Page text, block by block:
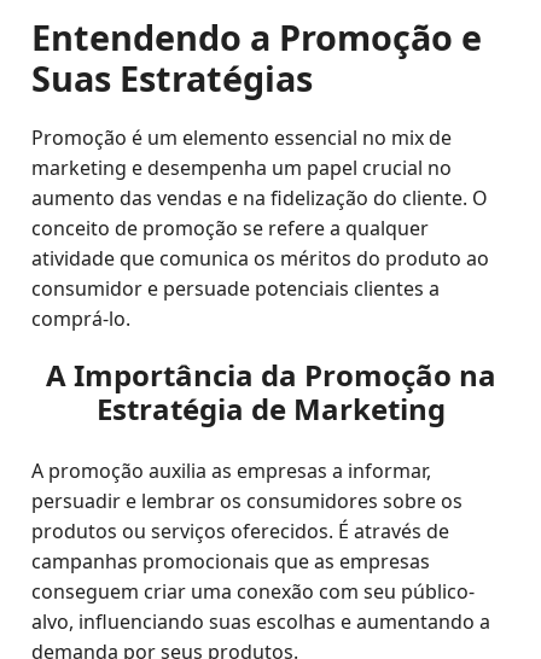
Entendendo a Promoção e
Suas Estratégias
Promoção é um elemento essencial no mix de
marketing e desempenha um papel crucial no
aumento das vendas e na fidelização do cliente. O
conceito de promoção se refere a qualquer
atividade que comunica os méritos do produto ao
consumidor e persuade potenciais clientes a
comprá-lo.
A Importância da Promoção na
Estratégia de Marketing
A promoção auxilia as empresas a informar,
persuadir e lembrar os consumidores sobre os
produtos ou serviços oferecidos. É através de
campanhas promocionais que as empresas
conseguem criar uma conexão com seu público-
alvo, influenciando suas escolhas e aumentando a
demanda por seus produtos.